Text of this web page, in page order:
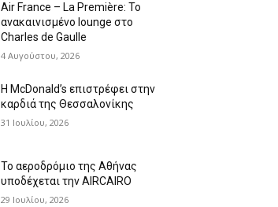
Air France – La Première: Το
ανακαινισμένο lounge στο
Charles de Gaulle
4 Αυγούστου, 2026
Η McDonald’s επιστρέφει στην
καρδιά της Θεσσαλονίκης
31 Ιουλίου, 2026
Το αεροδρόμιο της Αθήνας
υποδέχεται την AIRCAIRO
29 Ιουλίου, 2026